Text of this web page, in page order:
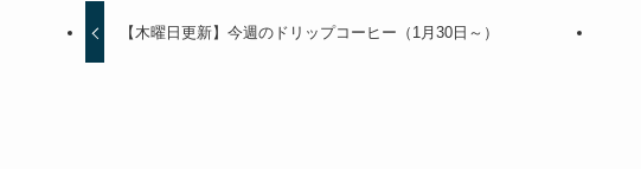
【木曜日更新】今週のドリップコーヒー（1月30日～）